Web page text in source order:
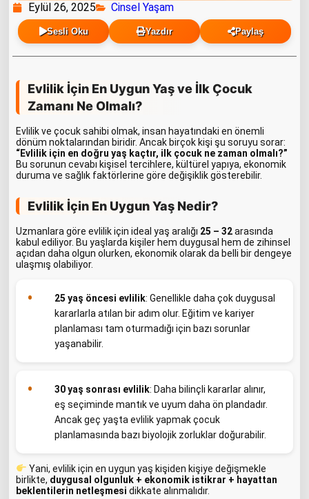
Eylül 26, 2025 Cinsel Yaşam
Sesli Oku Yazdır Paylaş
Evlilik İçin En Uygun Yaş ve İlk Çocuk
Zamanı Ne Olmalı?
Evlilik ve çocuk sahibi olmak, insan hayatındaki en önemli
dönüm noktalarından biridir. Ancak birçok kişi şu soruyu sorar:
“Evlilik için en doğru yaş kaçtır, ilk çocuk ne zaman olmalı?”
Bu sorunun cevabı kişisel tercihlere, kültürel yapıya, ekonomik
duruma ve sağlık faktörlerine göre değişiklik gösterebilir.
Evlilik İçin En Uygun Yaş Nedir?
Uzmanlara göre evlilik için ideal yaş aralığı 25 – 32arasında
kabul ediliyor. Bu yaşlarda kişiler hem duygusal hem de zihinsel
açıdan daha olgun olurken, ekonomik olarak da belli bir dengeye
ulaşmış olabiliyor.
25 yaş öncesi evlilik: Genellikle daha çok duygusal
kararlarla atılan bir adım olur. Eğitim ve kariyer
planlaması tam oturmadığı için bazı sorunlar
yaşanabilir.
30 yaş sonrası evlilik: Daha bilinçli kararlar alınır,
eş seçiminde mantık ve uyum daha ön plandadır.
Ancak geç yaşta evlilik yapmak çocuk
planlamasında bazı biyolojik zorluklar doğurabilir.
Yani, evlilik için en uygun yaş kişiden kişiye değişmekle
birlikte, duygusal olgunluk + ekonomik istikrar + hayattan
beklentilerin netleşmesi dikkate alınmalıdır.